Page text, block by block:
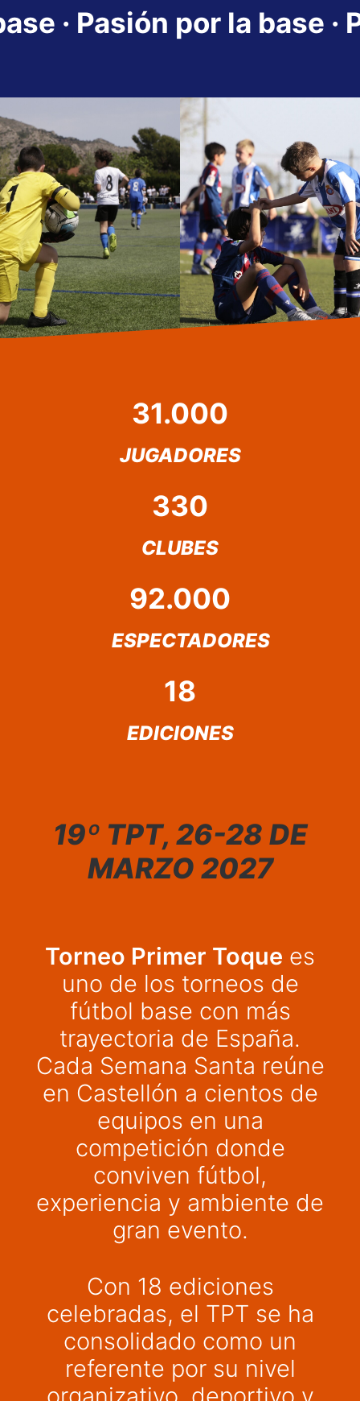
· Pasión por la base ·
31.000
JUGADORES
330
CLUBES
92.000
ESPECTADORES
18
EDICIONES
19º TPT, 26-28 DE
MARZO 2027
Torneo Primer Toque es
uno de los torneos de
fútbol base con más
trayectoria de España.
Cada Semana Santa reúne
en Castellón a cientos de
equipos en una
competición donde
conviven fútbol,
experiencia y ambiente de
gran evento.
Con 18 ediciones
celebradas, el TPT se ha
consolidado como un
referente por su nivel